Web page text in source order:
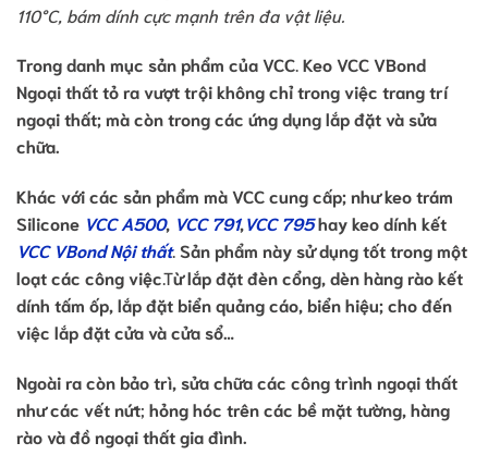
110°C, bám dính cực mạnh trên đa vật liệu.
Trong danh mục sản phẩm của VCC.Keo VCC VBond
Ngoại thất tỏ ra vượt trội không chỉ trong việc trang trí
ngoại thất; mà còn trong các ứng dụng lắp đặt và sửa
chữa.
Khác với các sản phẩm mà VCC cung cấp; như keo trám
Silicone VCC A500, VCC 791,VCC 795hay keo dính kết
VCC VBond Nội thất.Sản phẩm này sử dụng tốt trong một
loạt các công việc.Từ lắp đặt đèn cổng, dèn hàng rào kết
dính tấm ốp, lắp đặt biển quảng cáo, biển hiệu; cho đến
việc lắp đặt cửa và cửa sổ…
Ngoài ra còn bảo trì, sửa chữa các công trình ngoại thất
như các vết nứt; hỏng hóc trên các bề mặt tường, hàng
rào và đồ ngoại thất gia đình.